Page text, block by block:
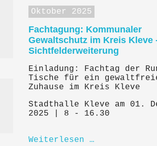
Oktober 2025
Fachtagung: Kommunaler
Gewaltschutz im Kreis Kleve
Sichtfelderweiterung
Einladung: Fachtag der
Tische für ein
Zuhause im Kreis Kleve
Stadthalle Kleve am 01.
2025 | 8 - 16.30
Weiterlesen …